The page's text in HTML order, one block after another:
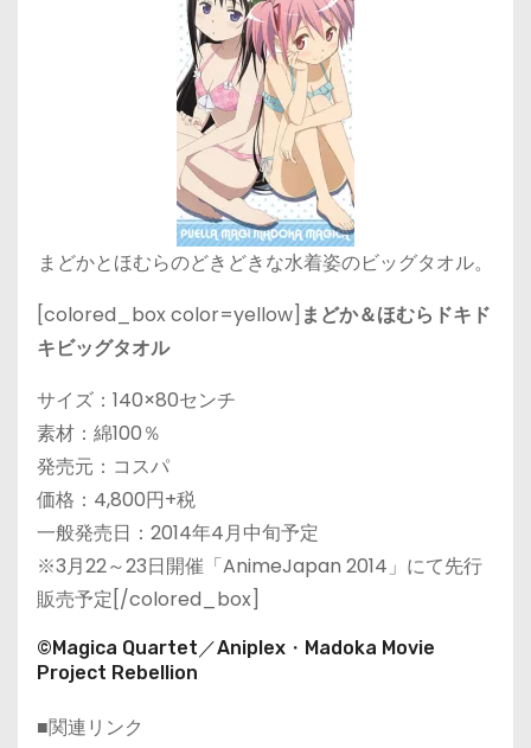
まどかとほむらのどきどきな水着姿のビッグタオル。
[colored_box color=yellow] まどか＆ほむらドキド
キビッグタオル
サイズ：140×80センチ
素材：綿100％
発売元：コスパ
価格：4,800円+税
一般発売日：2014年4月中旬予定
※3月22～23日開催「AnimeJapan 2014」にて先行
販売予定[/colored_box]
©Magica Quartet／Aniplex・Madoka Movie
Project Rebellion
■関連リンク